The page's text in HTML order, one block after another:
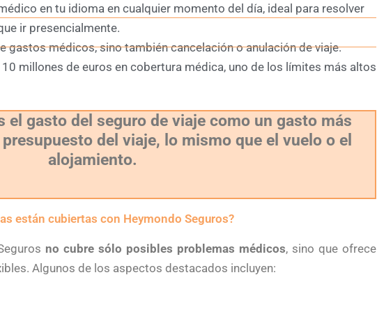
en tu idioma en cualquier momento del día, ideal para resolver
ir presencialmente.
gastos médicos, sino también cancelación o anulación de viaje.
millones de euros en cobertura médica, uno de los límites más altos
el gasto del seguro de viaje como un gasto más
del viaje, lo mismo que el vuelo o el
alojamiento.
están cubiertas con Heymondo Seguros?
no cubre sólo posibles problemas médicos, sino que ofrece
Algunos de los aspectos destacados incluyen: